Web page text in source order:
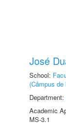
José
School:
(Câmpus de
Department:
Academic
MS-3.1